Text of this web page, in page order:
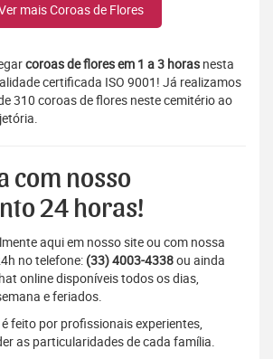
mais Coroas de Flores
coroas de flores em 1 a 3 horas nesta
certificada ISO 9001! Já realizamos
310 coroas de flores neste cemitério ao
com nosso
24 horas!
aqui em nosso site ou com nossa
no telefone: (33) 4003-4338ou ainda
online disponíveis todos os dias,
e feriados.
feito por profissionais experientes,
as particularidades de cada família.